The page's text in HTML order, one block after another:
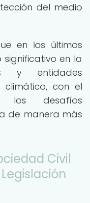
del medio
en los últimos
en la
y entidades
climático, con el
los desafíos
de manera más
Civil